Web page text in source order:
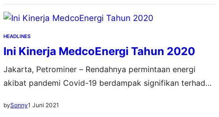
September dan menandai selesainya proses
restrukturisasi di tubuh Pertamina Group. Hal ini semakin
memantapkan langkah PNRE untuk menjalankan amanah
mengawal transisi energi. “Pembentukan holding dan…
HEADLINES
Ini Kinerja MedcoEnergi Tahun 2020
Jakarta, Petrominer – Rendahnya permintaan energi
akibat pandemi Covid-19 berdampak signifikan terhadap
(MedcoEnergi) tahun 2020 lalu. Meski meraih laba bersih
bySonny1 Juni 2021